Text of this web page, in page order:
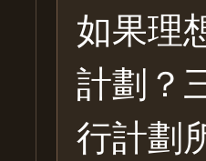
如果理
計劃？
行計劃